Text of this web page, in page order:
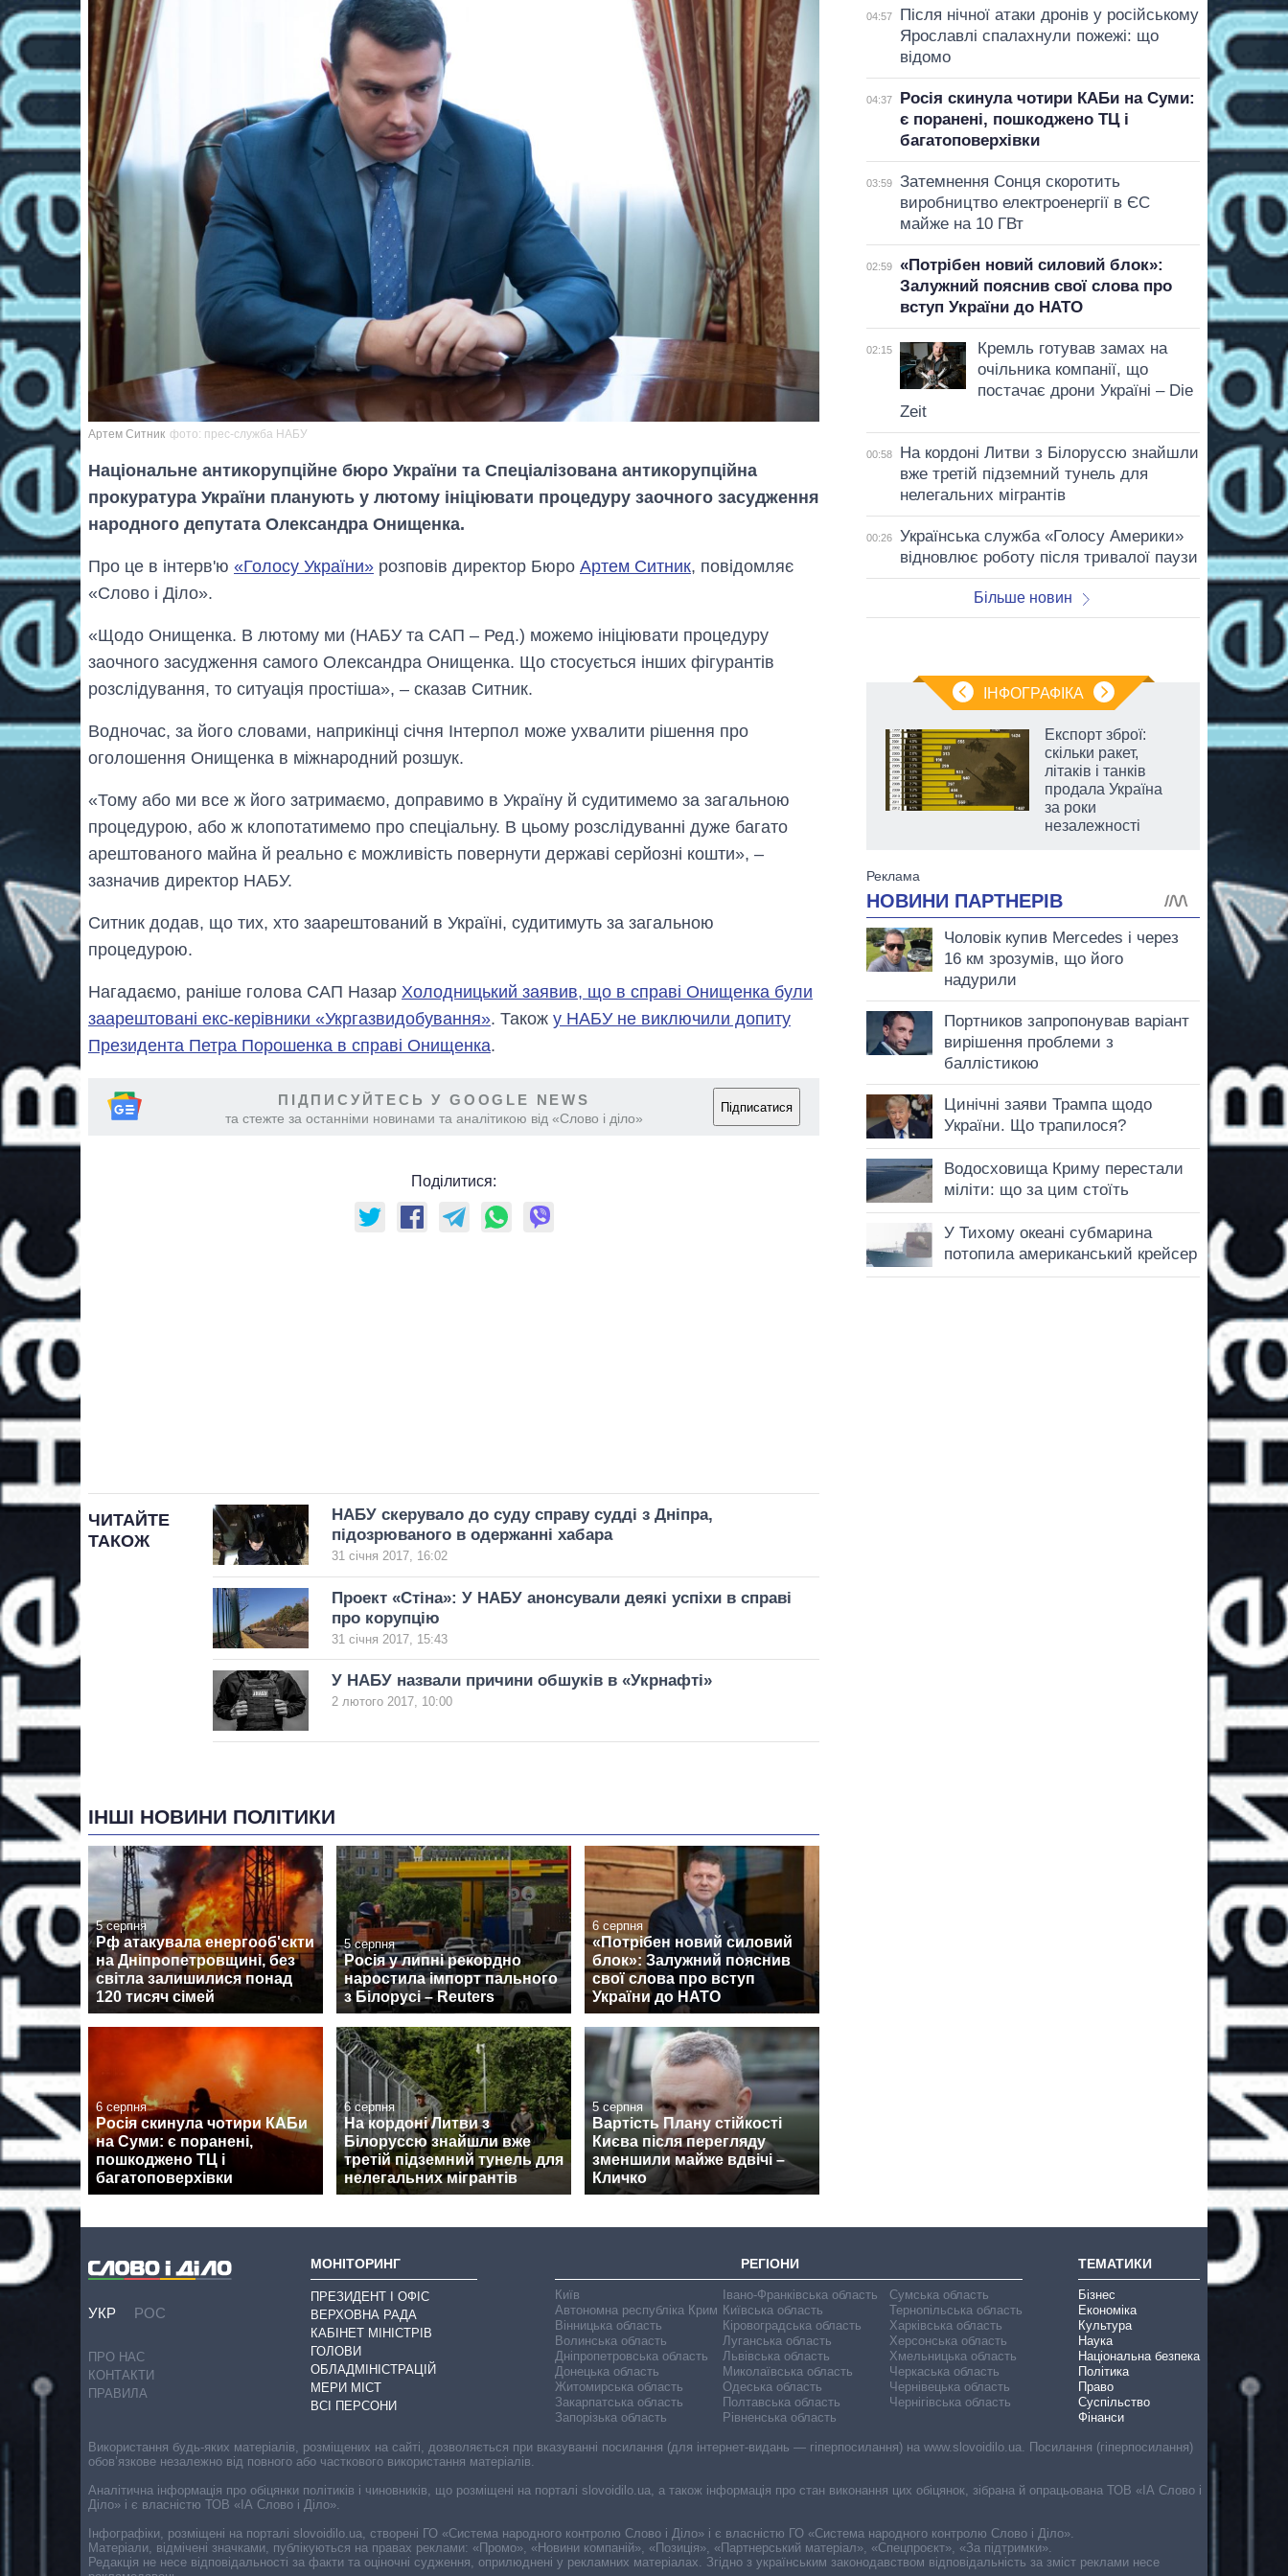
Артем Ситник фото: прес-служба НАБУ
Національне антикорупційне бюро України та Спеціалізована антикорупційна
прокуратура України планують у лютому ініціювати процедуру заочного засудження
народного депутата Олександра Онищенка.
Про це в інтерв'ю «Голосу України» розповів директор Бюро Артем Ситник, повідомляє
«Слово і Діло».
«Щодо Онищенка. В лютому ми (НАБУ та САП – Ред.) можемо ініціювати процедуру
заочного засудження самого Олександра Онищенка. Що стосується інших фігурантів
розслідування, то ситуація простіша», – сказав Ситник.
Водночас, за його словами, наприкінці січня Інтерпол може ухвалити рішення про
оголошення Онищенка в міжнародний розшук.
«Тому або ми все ж його затримаємо, доправимо в Україну й судитимемо за загальною
процедурою, або ж клопотатимемо про спеціальну. В цьому розслідуванні дуже багато
арештованого майна й реально є можливість повернути державі серйозні кошти», –
зазначив директор НАБУ.
Ситник додав, що тих, хто заарештований в Україні, судитимуть за загальною
процедурою.
Нагадаємо, раніше голова САП Назар Холодницький заявив, що в справі Онищенка були
заарештовані екс-керівники «Укргазвидобування». Також у НАБУ не виключили допиту
Президента Петра Порошенка в справі Онищенка.
ПІДПИСУЙТЕСЬ У GOOGLE NEWS
та стежте за останніми новинами та аналітикою від «Слово і діло»
Підписатися
Поділитися:
ЧИТАЙТЕ
ТАКОЖ
НАБУ скерувало до суду справу судді з Дніпра,
підозрюваного в одержанні хабара
31 січня 2017, 16:02
Проект «Стіна»: У НАБУ анонсували деякі успіхи в справі
про корупцію
31 січня 2017, 15:43
У НАБУ назвали причини обшуків в «Укрнафті»
2 лютого 2017, 10:00
ІНШІ НОВИНИ ПОЛІТИКИ
5 серпня
Рф атакувала енергооб'єкти
на Дніпропетровщині, без
світла залишилися понад
120 тисяч сімей
5 серпня
Росія у липні рекордно
наростила імпорт пального
з Білорусі – Reuters
6 серпня
«Потрібен новий силовий
блок»: Залужний пояснив
свої слова про вступ
України до НАТО
6 серпня
Росія скинула чотири КАБи
на Суми: є поранені,
пошкоджено ТЦ і
багатоповерхівки
6 серпня
На кордоні Литви з
Білоруссю знайшли вже
третій підземний тунель для
нелегальних мігрантів
5 серпня
Вартість Плану стійкості
Києва після перегляду
зменшили майже вдвічі –
Кличко
04:57
Після нічної атаки дронів у російському
Ярославлі спалахнули пожежі: що
відомо
04:37
Росія скинула чотири КАБи на Суми:
є поранені, пошкоджено ТЦ і
багатоповерхівки
03:59
Затемнення Сонця скоротить
виробництво електроенергії в ЄС
майже на 10 ГВт
02:59
«Потрібен новий силовий блок»:
Залужний пояснив свої слова про
вступ України до НАТО
02:15
Кремль готував замах на
очільника компанії, що
постачає дрони Україні – Die
Zeit
00:58
На кордоні Литви з Білоруссю знайшли
вже третій підземний тунель для
нелегальних мігрантів
00:26
Українська служба «Голосу Америки»
відновлює роботу після тривалої паузи
Більше новин
ІНФОГРАФІКА
Вісім масованих
головною ціллю
рф
Експорт зброї:
скільки ракет,
літаків і танків
продала Україна
за роки
незалежності
УКР РОС
ПРО НАС
КОНТАКТИ
ПРАВИЛА
МОНІТОРИНГ
ПРЕЗИДЕНТ І ОФІС
ВЕРХОВНА РАДА
КАБІНЕТ МІНІСТРІВ
ГОЛОВИ
ОБЛАДМІНІСТРАЦІЙ
МЕРИ МІСТ
ВСІ ПЕРСОНИ
РЕГІОНИ
Київ
Автономна республіка Крим
Вінницька область
Волинська область
Дніпропетровська область
Донецька область
Житомирська область
Закарпатська область
Запорізька область
Івано-Франківська область
Київська область
Кіровоградська область
Луганська область
Львівська область
Миколаївська область
Одеська область
Полтавська область
Рівненська область
Сумська область
Тернопільська область
Харківська область
Херсонська область
Хмельницька область
Черкаська область
Чернівецька область
Чернігівська область
ТЕМАТИКИ
Бізнес
Економіка
Культура
Наука
Національна безпека
Політика
Право
Суспільство
Фінанси
Використання будь-яких матеріалів, розміщених на сайті, дозволяється при вказуванні посилання (для інтернет-видань — гіперпосилання) на www.slovoidilo.ua. Посилання (гіперпосилання)
обов’язкове незалежно від повного або часткового використання матеріалів.
Аналітична інформація про обіцянки політиків і чиновників, що розміщені на порталі slovoidilo.ua, а також інформація про стан виконання цих обіцянок, зібрана й опрацьована ТОВ «ІА Слово і
Діло» і є власністю ТОВ «ІА Слово і Діло».
Інфографіки, розміщені на порталі slovoidilo.ua, створені ГО «Система народного контролю Слово і Діло» і є власністю ГО «Система народного контролю Слово і Діло».
Матеріали, відмічені значками, публікуються на правах реклами: «Промо», «Новини компаній», «Позиція», «Партнерський матеріал», «Спецпроєкт», «За підтримки».
Редакція не несе відповідальності за факти та оціночні судження, оприлюднені у рекламних матеріалах. Згідно з українським законодавством відповідальність за зміст реклами несе